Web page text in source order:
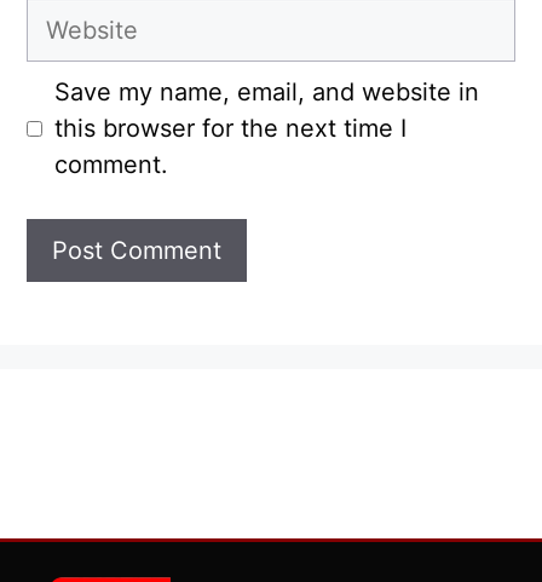
Website
Save my name, email, and website in
this browser for the next time I
comment.